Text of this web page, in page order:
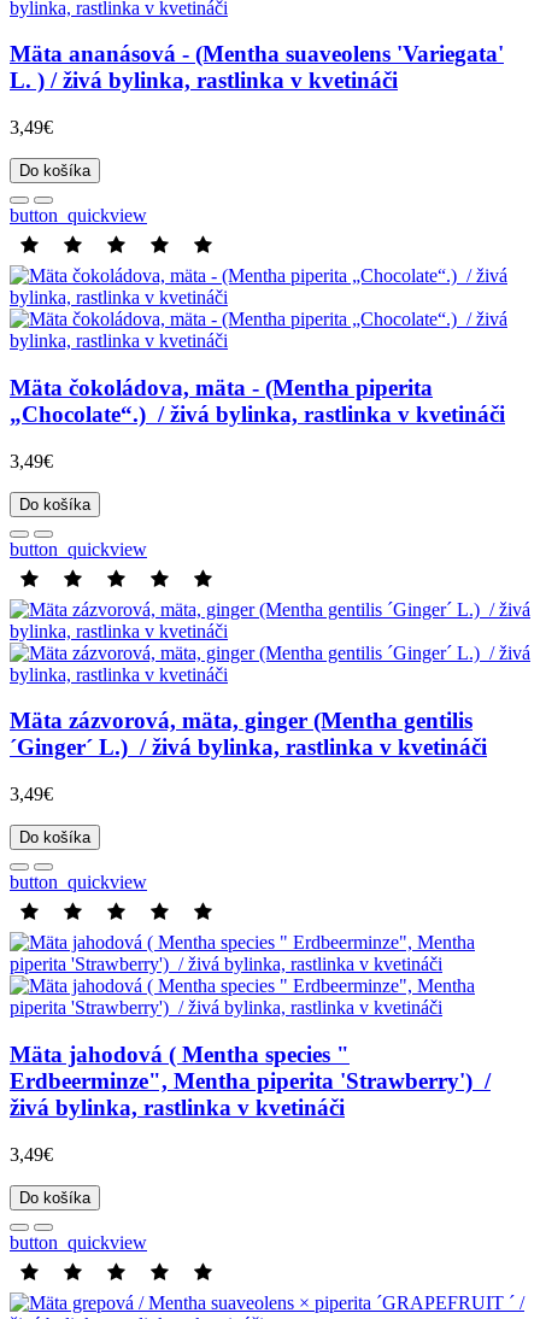
Mäta ananásová - (Mentha suaveolens 'Variegata'
L. ) / živá bylinka, rastlinka v kvetináči
3,49€
Do košíka
button_quickview
Mäta čokoládova, mäta - (Mentha piperita
„Chocolate“.) / živá bylinka, rastlinka v kvetináči
3,49€
Do košíka
button_quickview
Mäta zázvorová, mäta, ginger (Mentha gentilis
´Ginger´ L.) / živá bylinka, rastlinka v kvetináči
3,49€
Do košíka
button_quickview
Mäta jahodová ( Mentha species "
Erdbeerminze", Mentha piperita 'Strawberry'​​​​​​​) /
živá bylinka, rastlinka v kvetináči
3,49€
Do košíka
button_quickview